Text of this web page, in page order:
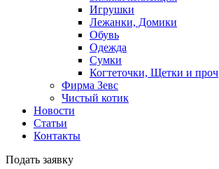
Игрушки
Лежанки, Домики
Обувь
Одежда
Сумки
Когтеточки, Щетки и проч
Фирма Зевс
Чистый котик
Новости
Статьи
Контакты
Подать заявку